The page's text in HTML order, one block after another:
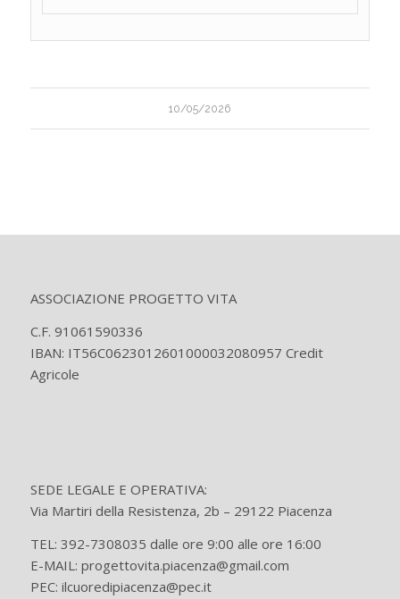
10/05/2026
ASSOCIAZIONE PROGETTO VITA
C.F. 91061590336
IBAN: IT56C0623012601000032080957 Credit
Agricole
SEDE LEGALE E OPERATIVA:
Via Martiri della Resistenza, 2b – 29122 Piacenza
TEL: 392-7308035 dalle ore 9:00 alle ore 16:00
E-MAIL: progettovita.piacenza@gmail.com
PEC: ilcuoredipiacenza@pec.it